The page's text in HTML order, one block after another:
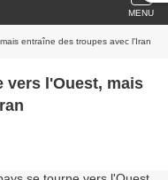
MENU
entraîne des troupes avec l'Iran
vers l'Ouest, mais